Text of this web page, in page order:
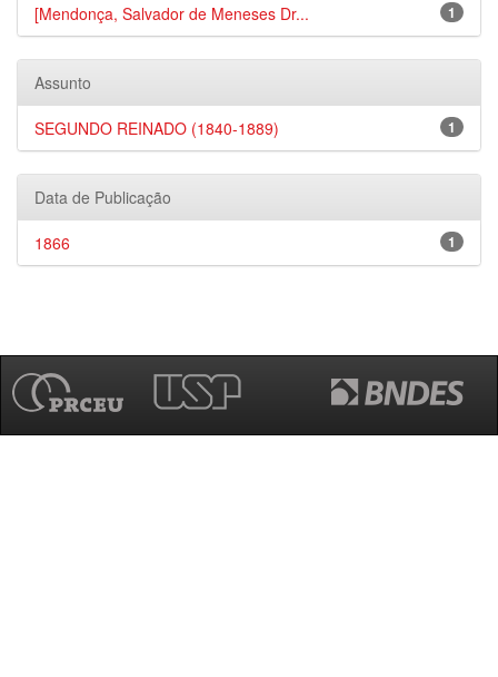
1
[Mendonça, Salvador de Meneses Dr...
Assunto
1
SEGUNDO REINADO (1840-1889)
Data de Publicação
1
1866